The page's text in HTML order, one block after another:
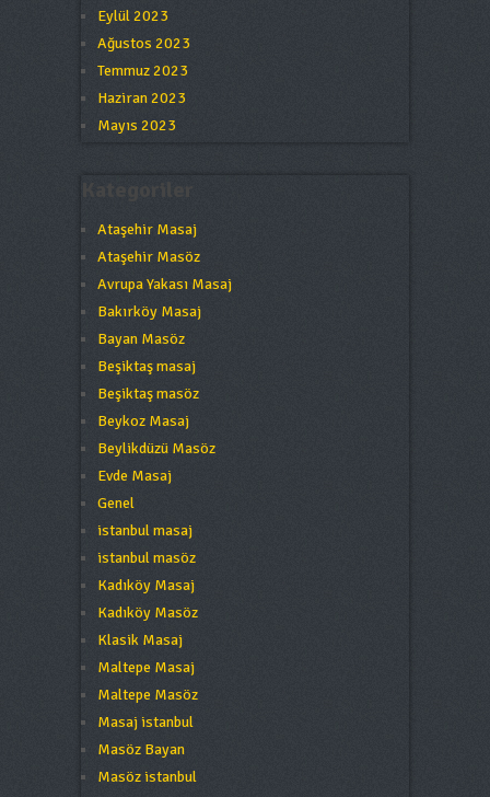
Eylül 2023
Ağustos 2023
Temmuz 2023
Haziran 2023
Mayıs 2023
Ataşehir Masaj
Ataşehir Masöz
Avrupa Yakası Masaj
Bakırköy Masaj
Bayan Masöz
Beşiktaş masaj
Beşiktaş masöz
Beykoz Masaj
Beylikdüzü Masöz
Evde Masaj
Genel
istanbul masaj
istanbul masöz
Kadıköy Masaj
Kadıköy Masöz
Klasik Masaj
Maltepe Masaj
Maltepe Masöz
Masaj istanbul
Masöz Bayan
Masöz istanbul